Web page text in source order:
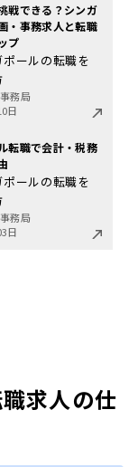
戦できる？シンガ
・事務求人と転職
プ
ポールの転職を
務局
日
転職で会計・税務
ポールの転職を
務局
日
求人の仕